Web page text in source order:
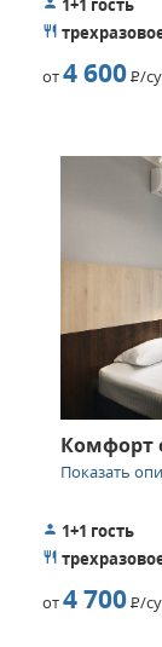
1+1 гость
от4 600Р/
Комфорт
Показать
1+1 гость
от4 700Р/